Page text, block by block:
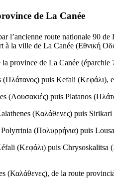
de La Canée
l’ancienne route nationale 90
à la ville de La Canée (Εθνική
la province de La Canée (éparchie
(Πλάτανος) puis Kefali (Κεφάλι),
(Λουσακιές) puis Platanos (
(Καλάθενες) puis Sirikari
Polyrrinia (Πολυρρήνια) puis
(Κεφάλι) puis Chrysoskalitsa (
(Καλάθενες), de la route